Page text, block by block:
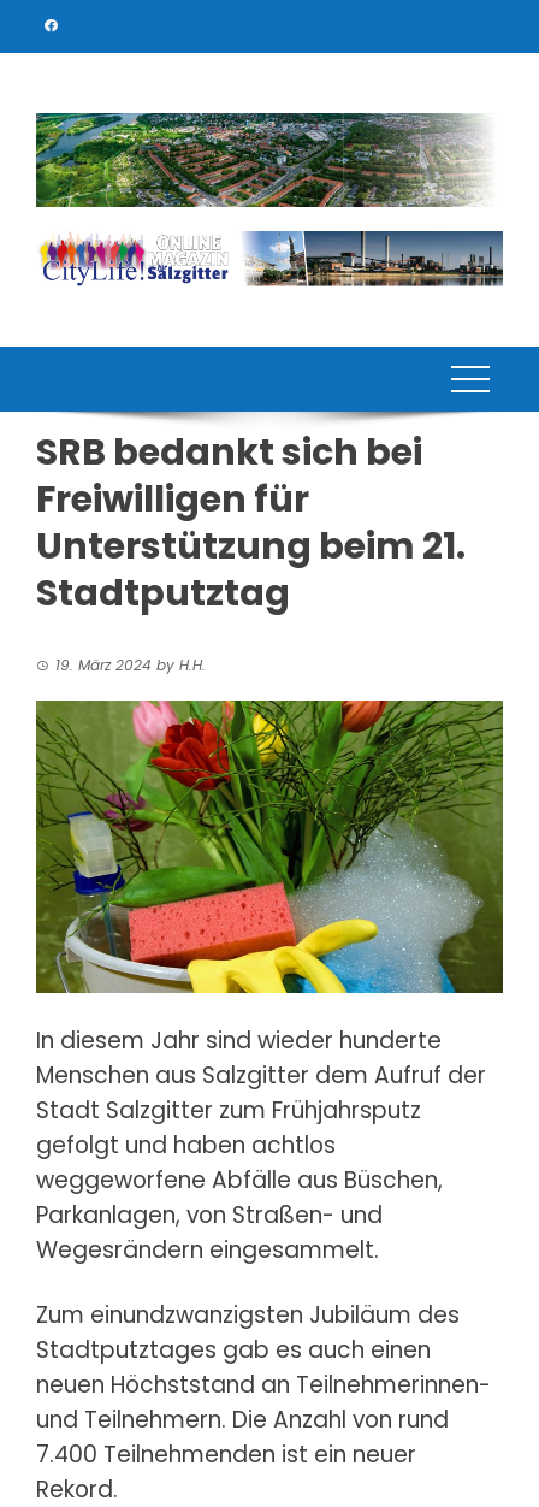
SRB bedankt sich bei
Freiwilligen für
Unterstützung beim 21.
Stadtputztag
19. März 2024 by H.H.
In diesem Jahr sind wieder hunderte
Menschen aus Salzgitter dem Aufruf der
Stadt Salzgitter zum Frühjahrsputz
gefolgt und haben achtlos
weggeworfene Abfälle aus Büschen,
Parkanlagen, von Straßen- und
Wegesrändern eingesammelt.
Zum einundzwanzigsten Jubiläum des
Stadtputztages gab es auch einen
neuen Höchststand an Teilnehmerinnen-
und Teilnehmern. Die Anzahl von rund
7.400 Teilnehmenden ist ein neuer
Rekord.